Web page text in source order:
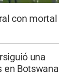
con mortal
una
en Botswana